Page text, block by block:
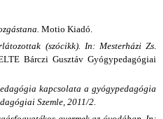
Motio Kiadó.
(szócikk). In: Mesterházi Zs.
Bárczi Gusztáv Gyógypedagógiai
kapcsolata a gyógypedagógia
Szemle, 2011/2.